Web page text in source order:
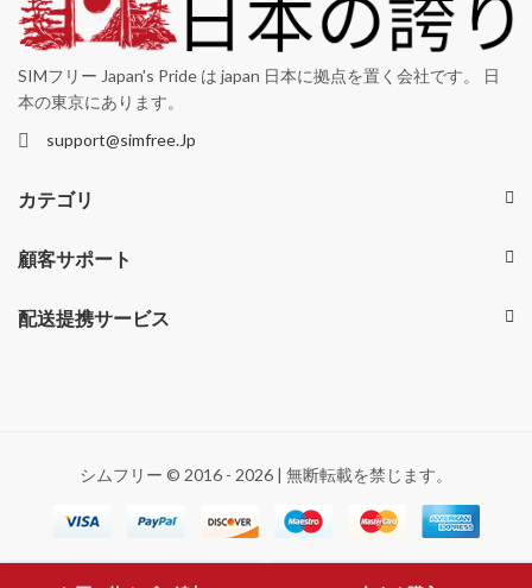
SIMフリー Japan's Pride は japan 日本に拠点を置く会社です。 日
本の東京にあります。
support@simfree.Jp
カテゴリ
顧客サポート
配送提携サービス
シムフリー © 2016 - 2026 | 無断転載を禁じます。